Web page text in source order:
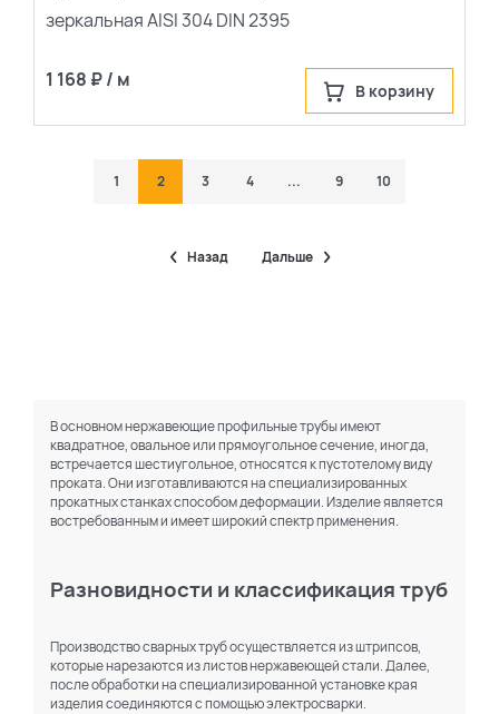
зеркальная AISI 304 DIN 2395
1 168 ₽ / м В корзину
Назад
1 2 3 4 ... 9 10
Дальше
В основном нержавеющие профильные трубы имеют
квадратное, овальное или прямоугольное сечение, иногда,
встречается шестиугольное, относятся к пустотелому виду
проката. Они изготавливаются на специализированных
прокатных станках способом деформации. Изделие является
востребованным и имеет широкий спектр применения.
Разновидности и классификация труб
Производство сварных труб осуществляется из штрипсов,
которые нарезаются из листов нержавеющей стали. Далее,
после обработки на специализированной установке края
изделия соединяются с помощью электросварки.